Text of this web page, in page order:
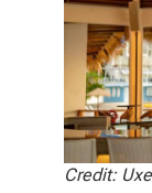
Credit: